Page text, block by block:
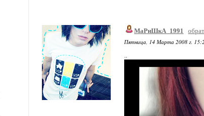
МаРиШкА_1991
Пятница, 14 Марта 2008 г.
..